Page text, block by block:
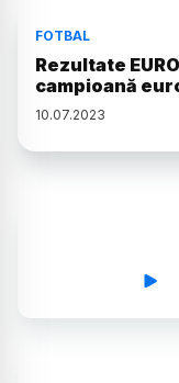
FOTBAL
Rezultate
campioană
10.07.2023